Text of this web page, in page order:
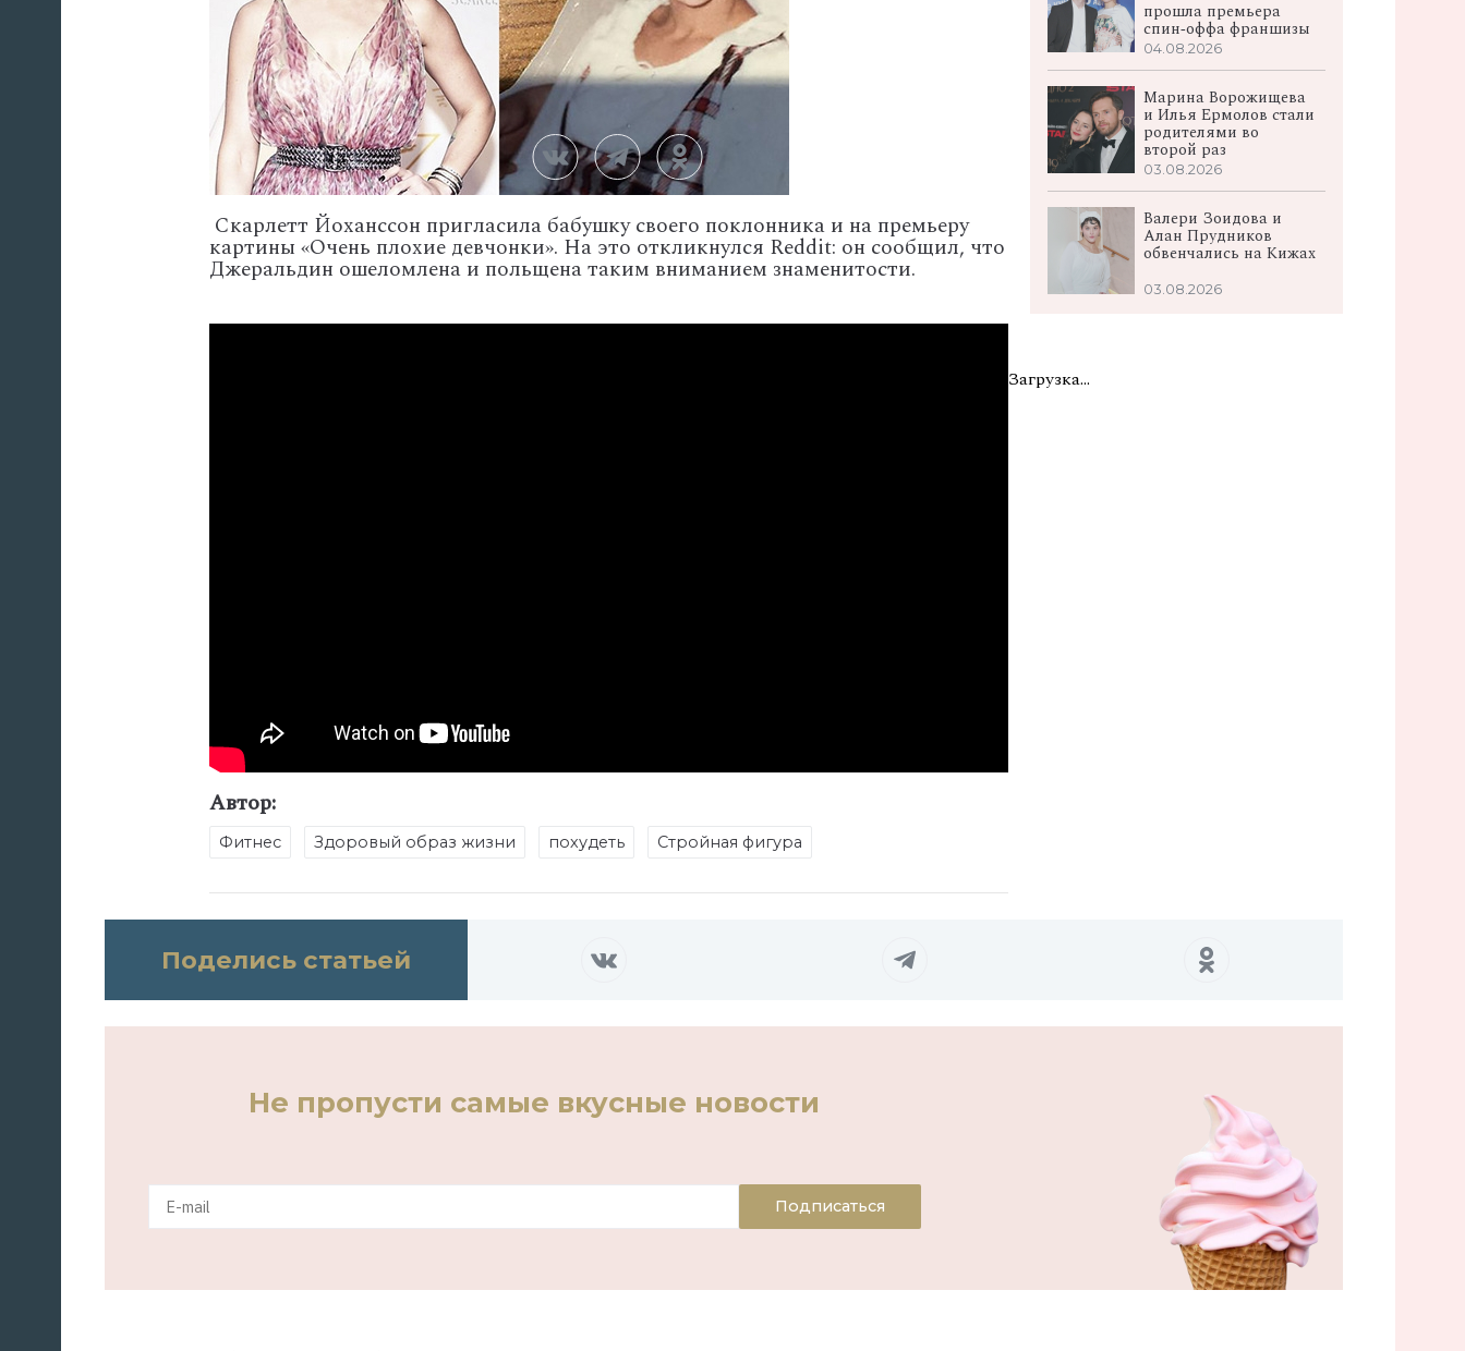
Скарлетт Йоханссон пригласила бабушку своего поклонника и на премьеру
картины «Очень плохие девчонки». На это откликнулся Reddit: он сообщил, что
Джеральдин ошеломлена и польщена таким вниманием знаменитости.
Автор:
Фитнес Здоровый образ жизни похудеть Стройная фигура
прошла премьера
спин‑оффа франшизы
04.08.2026
Марина Ворожищева
и Илья Ермолов стали
родителями во
второй раз
03.08.2026
Валери Зоидова и
Алан Прудников
обвенчались на Кижах
03.08.2026
Загрузка...
Поделись статьей
Не пропусти самые вкусные новости
Подписаться